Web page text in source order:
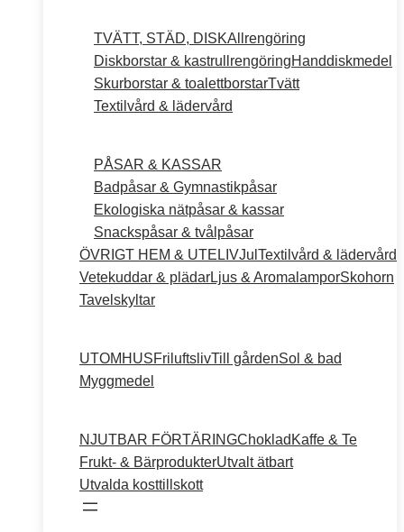
TVÄTT, STÄD, DISKAllrengöring
Diskborstar & kastrullrengöringHanddiskmedel
Skurborstar & toalettborstarTvätt
Textilvård & lädervård
PÅSAR & KASSAR
Badpåsar & Gymnastikpåsar
Ekologiska nätpåsar & kassar
Snackspåsar & tvålpåsar
ÖVRIGT HEM & UTELIVJul Textilvård & lädervård
Vetekuddar & plädarLjus & AromalamporSkohorn
Tavelskyltar
UTOMHUSFriluftslivTill gårdenSol & bad
Myggmedel
NJUTBAR FÖRTÄRINGChoklad Kaffe & Te
Frukt- & BärprodukterUtvalt ätbart
Utvalda kosttillskott